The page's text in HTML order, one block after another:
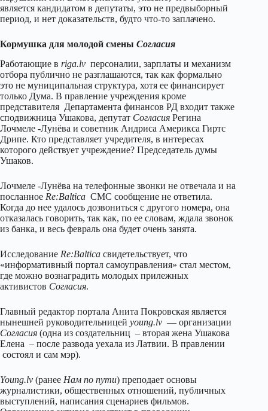
является кандидатом в депутаты, это не предвыборный
период, и нет доказательств, будто что-то заплачено.
Кормушка для молодой смены Согласия
Работающие в riga.lv персоналии, зарплаты и механизм
отбора публично не разглашаются, так как формально
это не муниципальная структура, хотя ее финансирует
только Дума. В правление учреждения кроме
представителя Департамента финансов РД входит также
сподвижница Ушакова, депутат Согласия Регина
Лочмеле -Лунёва и советник Андриса Америкса Гиртс
Дрипе. Кто представляет учредителя, в интересах
которого действует учреждение? Председатель думы
Ушаков.
Лочмеле -Лунёва на телефонные звонки не отвечала и на
посланное Re:Baltica СМС сообщение не ответила.
Когда до нее удалось дозвониться с другого номера, она
отказалась говорить, так как, по ее словам, ждала звонок
из банка, и весь февраль она будет очень занята.
Исследование Re:Baltica свидетельствует, что
«информативный портал самоуправления» стал местом,
где можно вознаградить молодых прилежных
активистов Согласия.
Главный редактор портала Анита Покровская является
нынешней руководительницей young.lv — организации
Согласия (одна из создательниц – вторая жена Ушакова
Елена – после развода уехала из Латвии. В правлении
состоял и сам мэр).
Young.lv (ранее Нам по пути) преподает основы
журналистики, общественных отношений, публичных
выступлений, написания сценариев фильмов.